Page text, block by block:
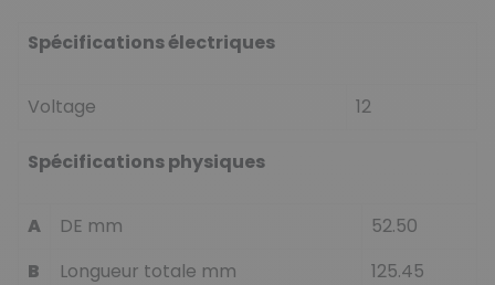
Spécifications électriques
Voltage 12
Spécifications physiques
A DE mm
52.50
B
Longueur totale mm 125.45